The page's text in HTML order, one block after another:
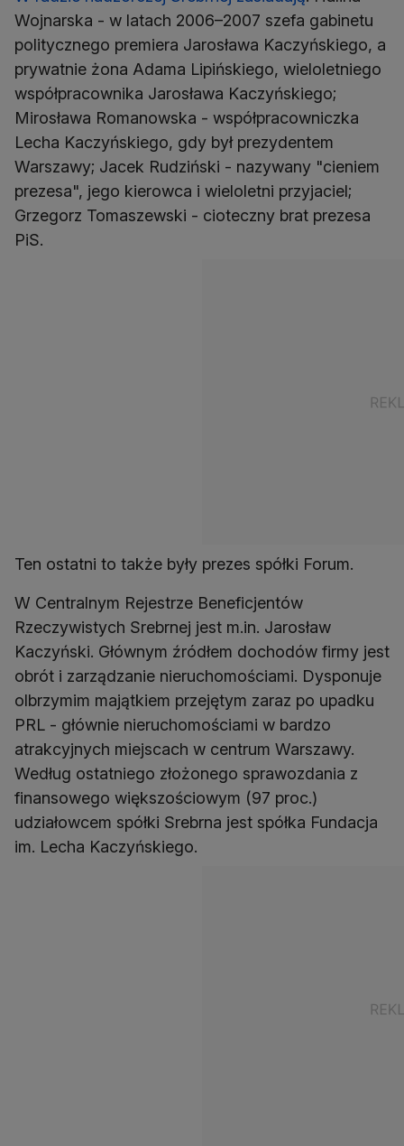
Wojnarska - w latach 2006–2007 szefa gabinetu
politycznego premiera Jarosława Kaczyńskiego, a
prywatnie żona Adama Lipińskiego, wieloletniego
współpracownika Jarosława Kaczyńskiego;
Mirosława Romanowska - współpracowniczka
Lecha Kaczyńskiego, gdy był prezydentem
Warszawy; Jacek Rudziński - nazywany "cieniem
prezesa", jego kierowca i wieloletni przyjaciel;
Grzegorz Tomaszewski - cioteczny brat prezesa
PiS.
Ten ostatni to także były prezes spółki Forum.
W Centralnym Rejestrze Beneficjentów
Rzeczywistych Srebrnej jest m.in. Jarosław
Kaczyński. Głównym źródłem dochodów firmy jest
obrót i zarządzanie nieruchomościami. Dysponuje
olbrzymim majątkiem przejętym zaraz po upadku
PRL - głównie nieruchomościami w bardzo
atrakcyjnych miejscach w centrum Warszawy.
Według ostatniego złożonego sprawozdania z
finansowego większościowym (97 proc.)
udziałowcem spółki Srebrna jest spółka Fundacja
im. Lecha Kaczyńskiego.